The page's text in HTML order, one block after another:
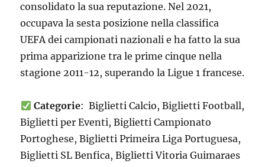
consolidato la sua reputazione. Nel 2021,
occupava la sesta posizione nella classifica
UEFA dei campionati nazionali e ha fatto la sua
prima apparizione tra le prime cinque nella
stagione 2011-12, superando la Ligue 1 francese.
Categorie: Biglietti Calcio, Biglietti Football,
Biglietti per Eventi, Biglietti Campionato
Portoghese, Biglietti Primeira Liga Portuguesa,
Biglietti SL Benfica, Biglietti Vitoria Guimaraes